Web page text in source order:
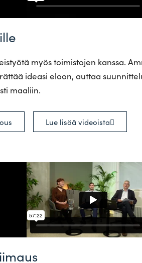
myös toi­mis­tojen kanssa.
ideasi eloon, auttaa
maaliin.
Lue lisää videoista